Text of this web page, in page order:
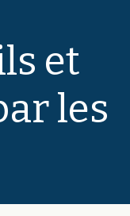
et
les